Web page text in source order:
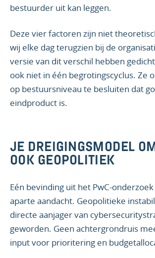
bestuurder uit kan leggen.
Deze vier factoren zijn niet
wij elke dag terugzien bij de
versie van dit verschil hebben
ook niet in één begrotingscyclus. Ze
op bestuursniveau te besluiten dat
eindproduct is.
JE DREIGINGSMODEL
OOK GEOPOLITIEK
Eén bevinding uit het PwC-
aparte aandacht. Geopolitieke
directe aanjager van
geworden. Geen achtergrondruis
input voor prioritering en